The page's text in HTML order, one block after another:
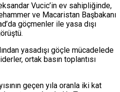
Vucic’in ev sahipliğinde,
ve Macaristan Başbakanı
göçmenler ile yasa dışı
yasadışı göçle mücadelede
ortak basın toplantısı
geçen yıla oranla iki kat